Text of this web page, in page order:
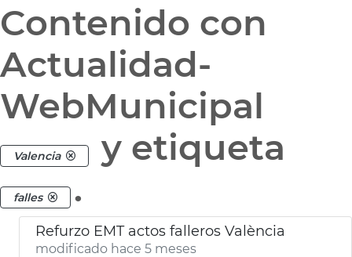
Contenido con
Actualidad-
WebMunicipal
Valencia y etiqueta
falles .
Refurzo EMT actos falleros València
modificado hace 5 meses